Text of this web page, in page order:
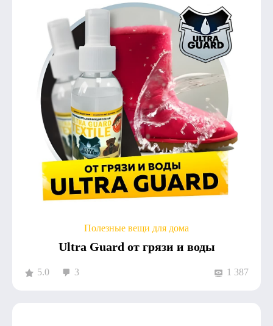
Полезные вещи для дома
Ultra Guard от грязи и воды
5.0 3 1 387